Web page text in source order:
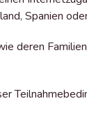
Spanien
deren